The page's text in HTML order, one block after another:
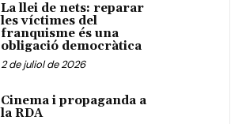
La llei de nets: reparar
les víctimes del
franquisme és una
obligació democràtica
2 de juliol de 2026
Cinema i propaganda a
la RDA